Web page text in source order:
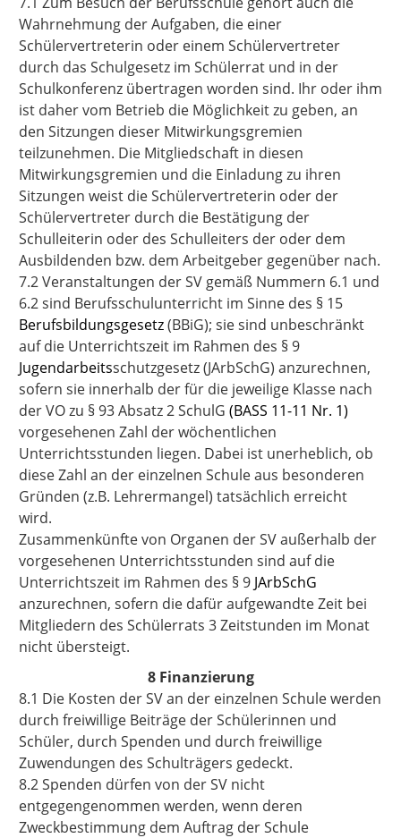
Wahrnehmung der Aufgaben, die einer
Schülervertreterin oder einem Schülervertreter
durch das Schulgesetz im Schülerrat und in der
Schulkonferenz übertragen worden sind. Ihr oder ihm
ist daher vom Betrieb die Möglichkeit zu geben, an
den Sitzungen dieser Mitwirkungsgremien
teilzunehmen. Die Mitgliedschaft in diesen
Mitwirkungsgremien und die Einladung zu ihren
Sitzungen weist die Schülervertreterin oder der
Schülervertreter durch die Bestätigung der
Schulleiterin oder des Schulleiters der oder dem
Ausbildenden bzw. dem Arbeitgeber gegenüber nach.
7.2 Veranstaltungen der SV gemäß Nummern 6.1 und
6.2 sind Berufsschulunterricht im Sinne des § 15
Berufsbildungsgesetz(BBiG); sie sind unbeschränkt
auf die Unterrichtszeit im Rahmen des § 9
Jugendarbeitsschutzgesetz(JArbSchG) anzurechnen,
sofern sie innerhalb der für die jeweilige Klasse nach
der VO zu § 93 Absatz 2 SchulG (BASS 11-11 Nr. 1)
vorgesehenen Zahl der wöchentlichen
Unterrichtsstunden liegen. Dabei ist unerheblich, ob
diese Zahl an der einzelnen Schule aus besonderen
Gründen (z.B. Lehrermangel) tatsächlich erreicht
wird.
Zusammenkünfte von Organen der SV außerhalb der
vorgesehenen Unterrichtsstunden sind auf die
Unterrichtszeit im Rahmen des § 9 JArbSchG
anzurechnen, sofern die dafür aufgewandte Zeit bei
Mitgliedern des Schülerrats 3 Zeitstunden im Monat
nicht übersteigt.
8 Finanzierung
8.1 Die Kosten der SV an der einzelnen Schule werden
durch freiwillige Beiträge der Schülerinnen und
Schüler, durch Spenden und durch freiwillige
Zuwendungen des Schulträgers gedeckt.
8.2 Spenden dürfen von der SV nicht
entgegengenommen werden, wenn deren
Zweckbestimmung dem Auftrag der Schule